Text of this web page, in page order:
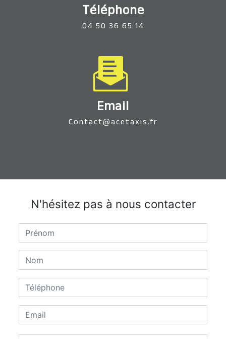
Téléphone
04 50 36 65 14
Email
contact@acetaxis.fr
N'hésitez pas à nous contacter